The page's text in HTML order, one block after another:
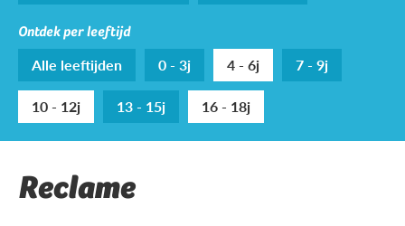
Ontdek per leeftijd
Alle leeftijden 0 - 3j 4 - 6j
7 - 9j
10 - 12j
13 - 15j 16 - 18j
Reclame